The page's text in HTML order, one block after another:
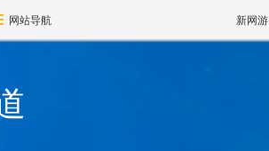
网站导航 新网游